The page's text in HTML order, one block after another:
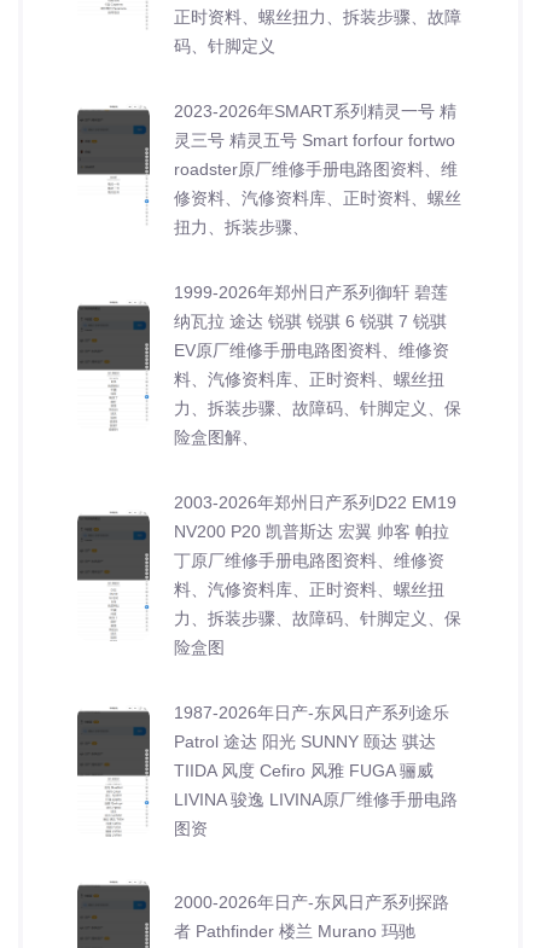
正时资料、螺丝扭力、拆装步骤、故障
码、针脚定义
2023-2026年SMART系列精灵一号 精
灵三号 精灵五号 Smart forfour fortwo
roadster原厂维修手册电路图资料、维
修资料、汽修资料库、正时资料、螺丝
扭力、拆装步骤、
1999-2026年郑州日产系列御轩 碧莲
纳瓦拉 途达 锐骐 锐骐 6 锐骐 7 锐骐
EV原厂维修手册电路图资料、维修资
料、汽修资料库、正时资料、螺丝扭
力、拆装步骤、故障码、针脚定义、保
险盒图解、
2003-2026年郑州日产系列D22 EM19
NV200 P20 凯普斯达 宏翼 帅客 帕拉
丁原厂维修手册电路图资料、维修资
料、汽修资料库、正时资料、螺丝扭
力、拆装步骤、故障码、针脚定义、保
险盒图
1987-2026年日产-东风日产系列途乐
Patrol 途达 阳光 SUNNY 颐达 骐达
TIIDA 风度 Cefiro 风雅 FUGA 骊威
LIVINA 骏逸 LIVINA原厂维修手册电路
图资
2000-2026年日产-东风日产系列探路
者 Pathfinder 楼兰 Murano 玛驰